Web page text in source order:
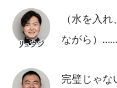
（水を入
ながら）
完璧じゃな